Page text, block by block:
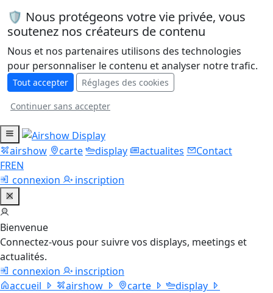
🛡️ Nous protégeons votre vie privée, vous
soutenez nos créateurs de contenu
Nous et nos partenaires utilisons des technologies
pour personnaliser le contenu et analyser notre trafic.
Tout accepter Réglages des cookies
Continuer sans accepter
airshow carte display actualites
Contact
FREN
connexion
inscription
Bienvenue
Connectez-vous pour suivre vos displays, meetings et
actualités.
connexion
inscription
accueil
airshow carte
display